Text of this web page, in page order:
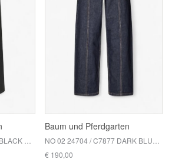
Baum und Pferdgarten
€ 190,00